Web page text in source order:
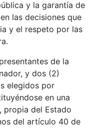
y la garantía de
las decisiones que
y el respeto por las
de la
y dos (2)
elegidos por
en una
propia del Estado
del artículo 40 de